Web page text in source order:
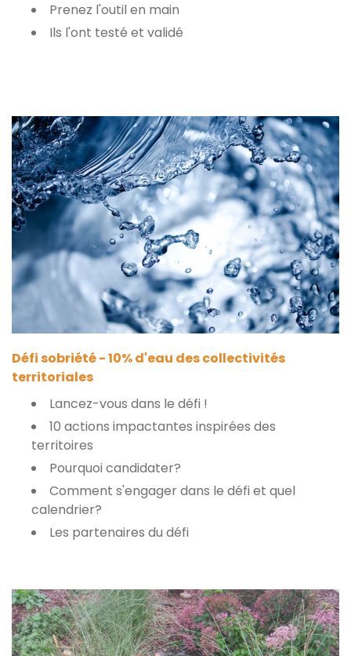
Prenez l'outil en main
Ils l'ont testé et validé
Défi sobriété - 10% d'eau des collectivités
territoriales
Lancez-vous dans le défi !
10 actions impactantes inspirées des
territoires
Pourquoi candidater?
Comment s'engager dans le défi et quel
calendrier?
Les partenaires du défi